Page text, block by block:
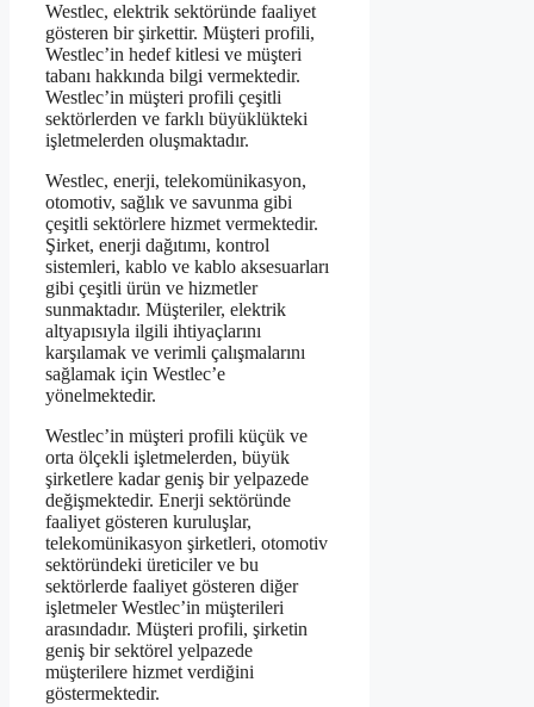
Westlec, elektrik sektöründe faaliyet
gösteren bir şirkettir. Müşteri profili,
Westlec’in hedef kitlesi ve müşteri
tabanı hakkında bilgi vermektedir.
Westlec’in müşteri profili çeşitli
sektörlerden ve farklı büyüklükteki
işletmelerden oluşmaktadır.
Westlec, enerji, telekomünikasyon,
otomotiv, sağlık ve savunma gibi
çeşitli sektörlere hizmet vermektedir.
Şirket, enerji dağıtımı, kontrol
sistemleri, kablo ve kablo aksesuarları
gibi çeşitli ürün ve hizmetler
sunmaktadır. Müşteriler, elektrik
altyapısıyla ilgili ihtiyaçlarını
karşılamak ve verimli çalışmalarını
sağlamak için Westlec’e
yönelmektedir.
Westlec’in müşteri profili küçük ve
orta ölçekli işletmelerden, büyük
şirketlere kadar geniş bir yelpazede
değişmektedir. Enerji sektöründe
faaliyet gösteren kuruluşlar,
telekomünikasyon şirketleri, otomotiv
sektöründeki üreticiler ve bu
sektörlerde faaliyet gösteren diğer
işletmeler Westlec’in müşterileri
arasındadır. Müşteri profili, şirketin
geniş bir sektörel yelpazede
müşterilere hizmet verdiğini
göstermektedir.